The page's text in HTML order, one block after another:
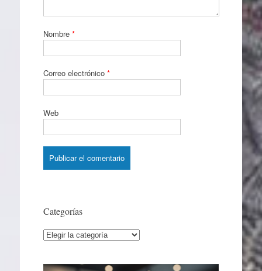
Nombre *
Correo electrónico *
Web
Categorías
Categorías